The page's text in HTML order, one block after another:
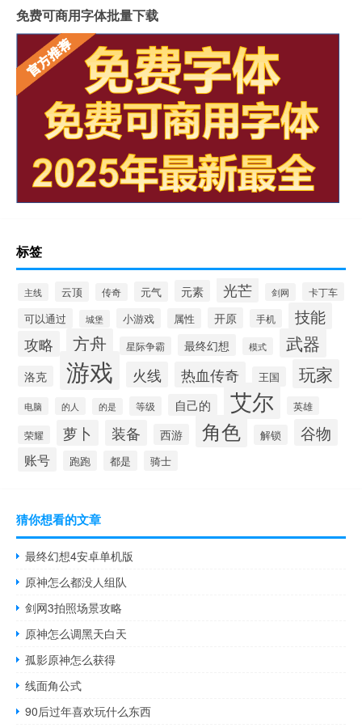
免费可商用字体批量下载
标签
主线 云顶 传奇 元气 元素 光芒 剑网 卡丁车
可以通过 城堡 小游戏 属性 开原 手机 技能
攻略 方舟 星际争霸 最终幻想 模式 武器
洛克 游戏 火线 热血传奇 王国 玩家
电脑 的人 的是 等级 自己的 艾尔 英雄
荣耀 萝卜 装备 西游 角色 解锁 谷物
账号 跑跑 都是 骑士
猜你想看的文章
最终幻想4安卓单机版
原神怎么都没人组队
剑网3拍照场景攻略
原神怎么调黑天白天
孤影原神怎么获得
线面角公式
90后过年喜欢玩什么东西